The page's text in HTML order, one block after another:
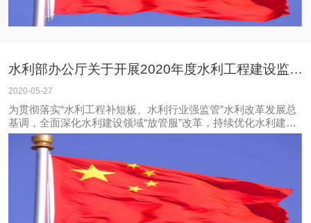
水利部办公厅关于开展2020年度水利工程建设监理和甲级质量检测单位“双随机、一公开”抽查工
2020-05-27
为贯彻落实“水利工程补短板、水利行业强监管”水利改革发展总
基调，全面深化水利建设领域“放管服”改革，持续优化水利建设
市场营商环境，着力推动水利建设市场监管工作公平公正和公开
透明，我部决定开展2020年度水利工程建设监理和甲级质量检测
单位“双随机、一公开”抽查工